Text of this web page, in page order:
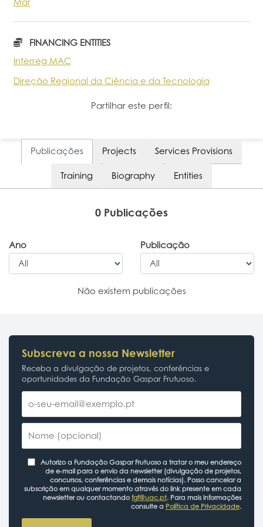
FINANCING ENTITIES
Interreg MAC
Direção Regional da Ciência e da Tecnologia
Partilhar este perfil:
Publicações Projects Services Provisions
Training Biography Entities
0 Publicações
Ano Publicação
Não existem publicações
Subscreva a nossa Newsletter
Receba a divulgação de projetos, conferências e
oportunidades da Fundação Gaspar Frutuoso.
Autorizo a Fundação Gaspar Frutuoso a tratar o meu endereço
de e-mail para o envio da newsletter (divulgação de projetos,
concursos, conferências e demais notícias). Posso cancelar a
subscrição em qualquer momento através do link presente em cada
newsletter ou contactando fgf@uac.pt. Para mais informações
consulte a Política de Privacidade.